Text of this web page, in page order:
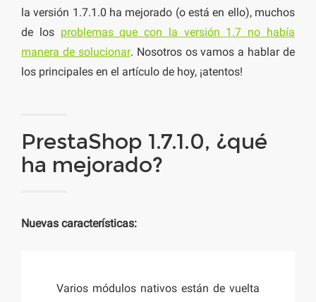
la versión 1.7.1.0 ha mejorado (o está en ello), muchos
de los problemas que con la versión 1.7 no había
manera de solucionar. Nosotros os vamos a hablar de
los principales en el artículo de hoy, ¡atentos!
PrestaShop 1.7.1.0, ¿qué
ha mejorado?
Nuevas características:
Varios módulos nativos están de vuelta